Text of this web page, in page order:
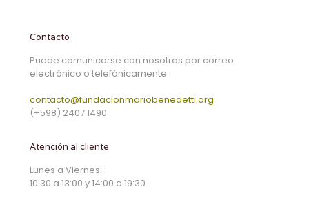
Contacto
Puede comunicarse con nosotros por correo
electrónico o telefónicamente:
contacto@fundacionmariobenedetti.org
(+598) 2407 1490
Atención al cliente
Lunes a Viernes:
10:30 a 13:00 y 14:00 a 19:30